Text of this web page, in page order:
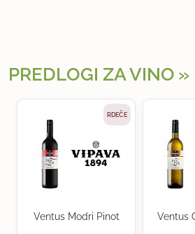
PREDLOGI ZA VINO
RDEČE
Ventus Modri Pinot Ventus